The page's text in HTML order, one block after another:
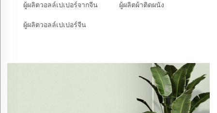
ผู้ผลิตวอลล์เปเปอร์จากจีน ผู้ผลิตผ้าติดผนัง
ผู้ผลิตวอลล์เปเปอร์จีน